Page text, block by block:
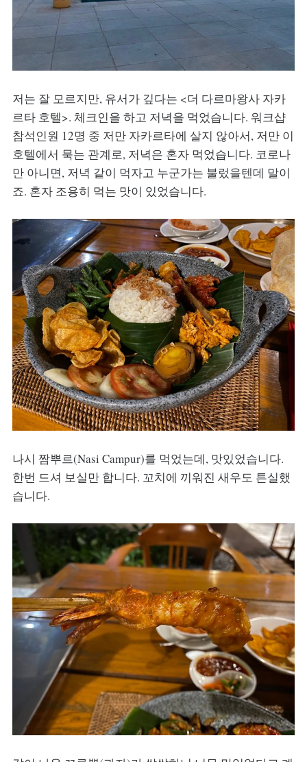
저는 잘 모르지만, 유서가 깊다는 <더 다르마왕사 자카
르타 호텔>. 체크인을 하고 저녁을 먹었습니다. 워크샵
참석인원 12명 중 저만 자카르타에 살지 않아서, 저만 이
호텔에서 묵는 관계로, 저녁은 혼자 먹었습니다. 코로나
만 아니면, 저녁 같이 먹자고 누군가는 불렀을텐데 말이
죠. 혼자 조용히 먹는 맛이 있었습니다.
나시 짬뿌르(Nasi Campur)를 먹었는데, 맛있었습니다.
한번 드셔 보실만 합니다. 꼬치에 끼워진 새우도 튼실했
습니다.